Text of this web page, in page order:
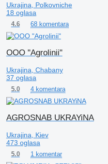
Ukrajina, Polkovniche
18 oglasa
4.6 68 komentara
OOO "Agrolinii"
Ukrajina, Chabany
37 oglasa
5.0 4 komentara
AGROSNAB UKRAYiNA
Ukrajina, Kiev
473 oglasa
5.0 1 komentar